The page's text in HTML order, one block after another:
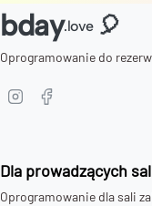
bday.love 🎈
Oprogramowanie do
Dla prowadzących
Oprogramowanie dla sali